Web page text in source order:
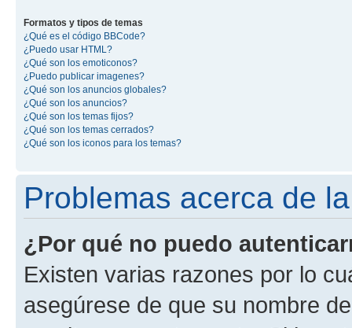
Formatos y tipos de temas
¿Qué es el código BBCode?
¿Puedo usar HTML?
¿Qué son los emoticonos?
¿Puedo publicar imagenes?
¿Qué son los anuncios globales?
¿Qué son los anuncios?
¿Qué son los temas fijos?
¿Qué son los temas cerrados?
¿Qué son los iconos para los temas?
Problemas acerca de
¿Por qué no puedo
Existen varias razones por lo
asegúrese de que su nombre